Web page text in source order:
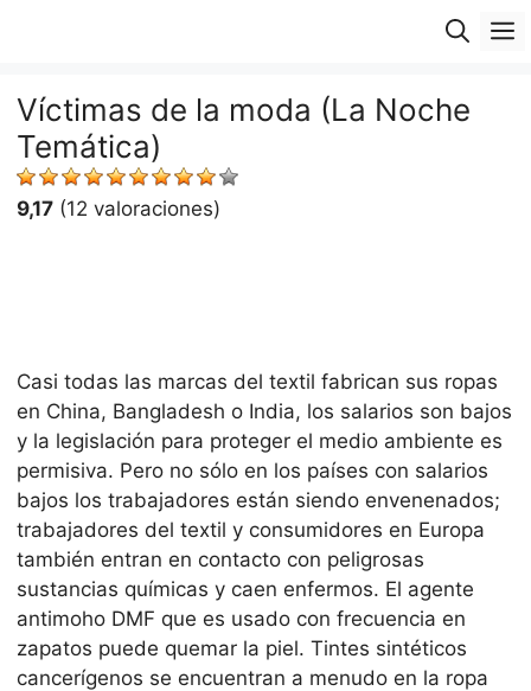
Víctimas de la moda (La Noche
Temática)
9,17 (12 valoraciones)
Casi todas las marcas del textil fabrican sus ropas
en China, Bangladesh o India, los salarios son bajos
y la legislación para proteger el medio ambiente es
permisiva. Pero no sólo en los países con salarios
bajos los trabajadores están siendo envenenados;
trabajadores del textil y consumidores en Europa
también entran en contacto con peligrosas
sustancias químicas y caen enfermos. El agente
antimoho DMF que es usado con frecuencia en
zapatos puede quemar la piel. Tintes sintéticos
cancerígenos se encuentran a menudo en la ropa